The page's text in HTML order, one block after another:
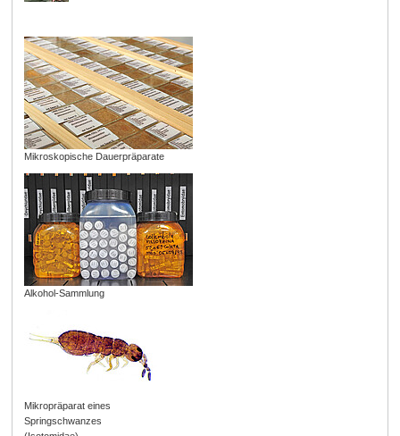
Mikroskopische Dauerpräparate
Alkohol-Sammlung
Mikropräparat eines
Springschwanzes